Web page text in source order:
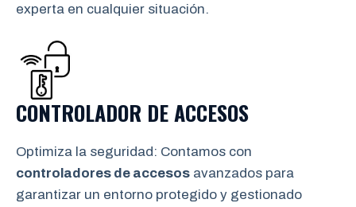
experta en cualquier situación.
CONTROLADOR DE ACCESOS
Optimiza la seguridad: Contamos con
controladores de accesos avanzados para
garantizar un entorno protegido y gestionado